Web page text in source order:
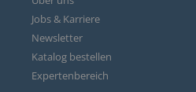
Jobs & Karriere
Newsletter
Katalog bestellen
Expertenbereich